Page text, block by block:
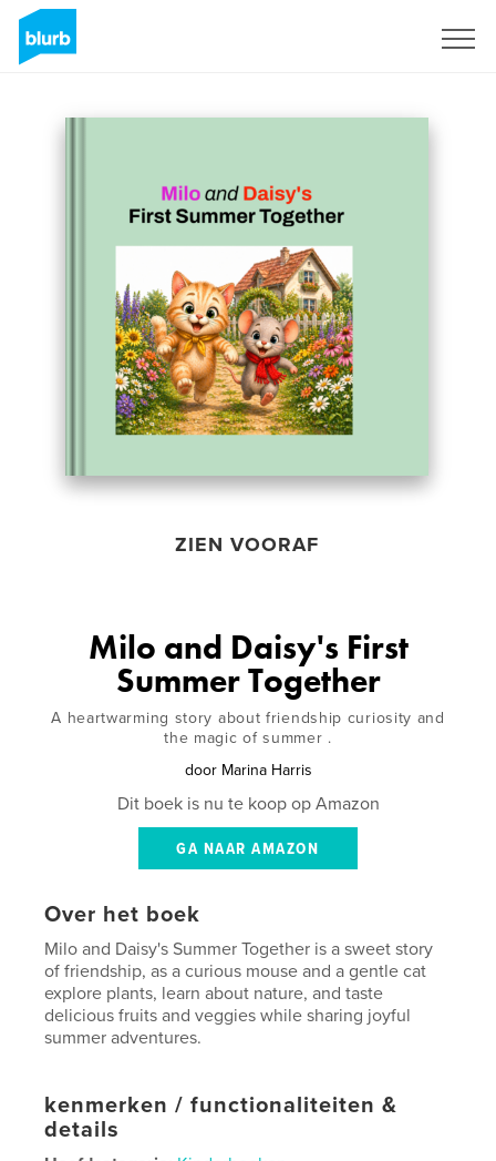
ZIEN VOORAF
Milo and Daisy's First
Summer Together
A heartwarming story about friendship curiosity and
the magic of summer .
door Marina Harris
Dit boek is nu te koop op Amazon
GA NAAR AMAZON
Over het boek
Milo and Daisy's Summer Together is a sweet story
of friendship, as a curious mouse and a gentle cat
explore plants, learn about nature, and taste
delicious fruits and veggies while sharing joyful
summer adventures.
kenmerken / functionaliteiten &
details